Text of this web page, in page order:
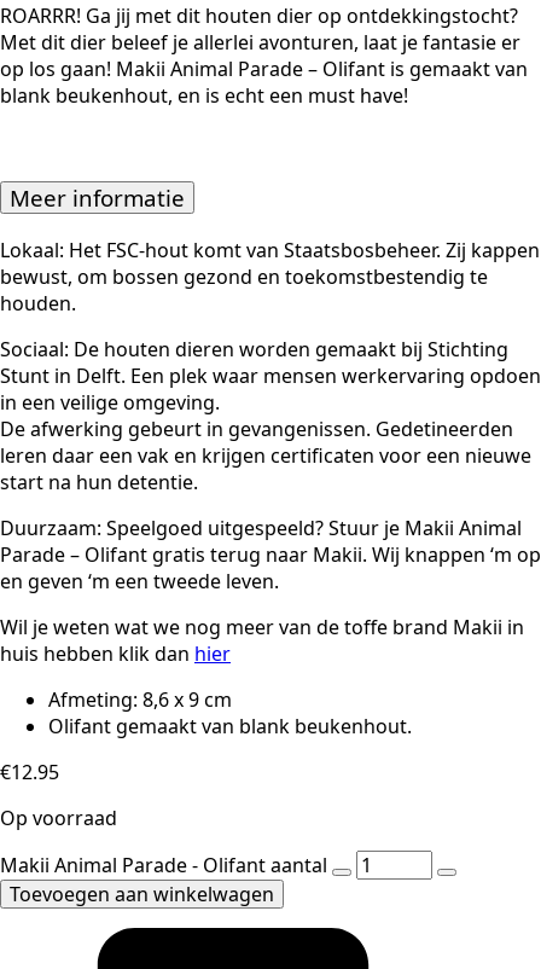
ROARRR! Ga jij met dit houten dier op ontdekkingstocht?
Met dit dier beleef je allerlei avonturen, laat je fantasie er
op los gaan! Makii Animal Parade – Olifant is gemaakt van
blank beukenhout, en is echt een must have!
Meer informatie
Lokaal: Het FSC-hout komt van Staatsbosbeheer. Zij kappen
bewust, om bossen gezond en toekomstbestendig te
houden.
Sociaal: De houten dieren worden gemaakt bij Stichting
Stunt in Delft. Een plek waar mensen werkervaring opdoen
in een veilige omgeving.
De afwerking gebeurt in gevangenissen. Gedetineerden
leren daar een vak en krijgen certificaten voor een nieuwe
start na hun detentie.
Duurzaam: Speelgoed uitgespeeld? Stuur je Makii Animal
Parade – Olifant gratis terug naar Makii. Wij knappen ‘m op
en geven ‘m een tweede leven.
Wil je weten wat we nog meer van de toffe brand Makii in
huis hebben klik dan hier
Afmeting: 8,6 x 9 cm
Olifant gemaakt van blank beukenhout.
€12.95
Op voorraad
Makii Animal Parade - Olifant aantal
Toevoegen aan winkelwagen